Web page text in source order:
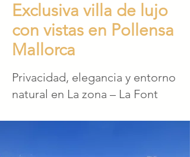
Exclusiva villa de lujo
con vistas en Pollensa
Mallorca
Privacidad, elegancia y entorno
natural en La zona – La Font